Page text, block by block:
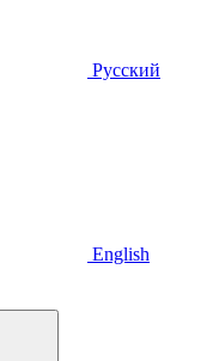
Русский
English